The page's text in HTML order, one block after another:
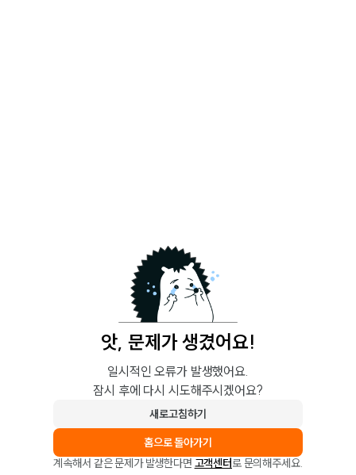
앗, 문제가 생겼어요!
일시적인 오류가 발생했어요.
잠시 후에 다시 시도해주시겠어요?
새로고침하기
홈으로 돌아가기
계속해서 같은 문제가 발생한다면 고객센터로 문의해주세요.